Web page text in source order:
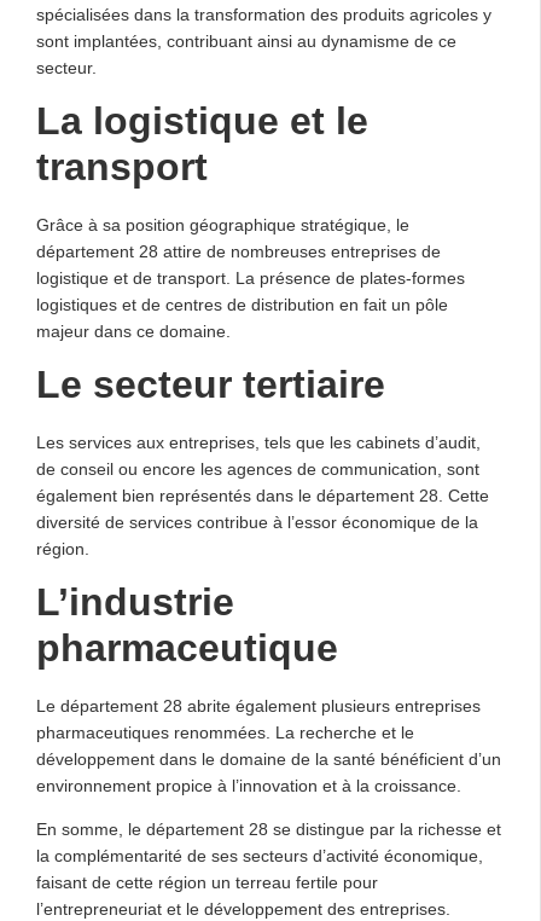
spécialisées dans la transformation des produits agricoles y
sont implantées, contribuant ainsi au dynamisme de ce
secteur.
La logistique et le
transport
Grâce à sa position géographique stratégique, le
département 28 attire de nombreuses entreprises de
logistique et de transport. La présence de plates-formes
logistiques et de centres de distribution en fait un pôle
majeur dans ce domaine.
Le secteur tertiaire
Les services aux entreprises, tels que les cabinets d’audit,
de conseil ou encore les agences de communication, sont
également bien représentés dans le département 28. Cette
diversité de services contribue à l’essor économique de la
région.
L’industrie
pharmaceutique
Le département 28 abrite également plusieurs entreprises
pharmaceutiques renommées. La recherche et le
développement dans le domaine de la santé bénéficient d’un
environnement propice à l’innovation et à la croissance.
En somme, le département 28 se distingue par la richesse et
la complémentarité de ses secteurs d’activité économique,
faisant de cette région un terreau fertile pour
l’entrepreneuriat et le développement des entreprises.